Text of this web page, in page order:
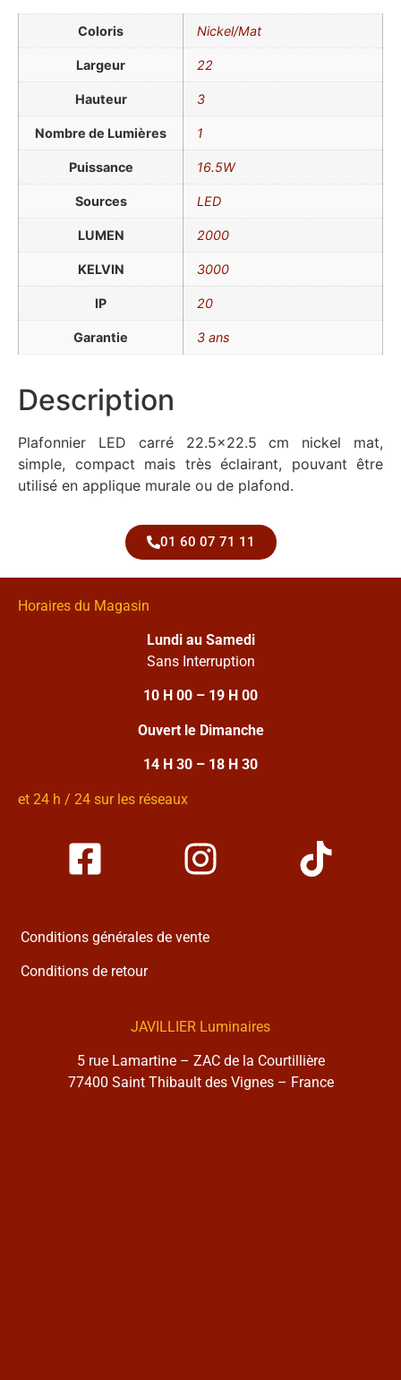
Coloris Nickel/Mat
Largeur 22
Hauteur 3
Nombre de Lumières 1
Puissance 16.5W
Sources LED
LUMEN 2000
KELVIN 3000
IP 20
Garantie 3 ans
Description
Plafonnier LED carré 22.5×22.5 cm nickel mat,
simple, compact mais très éclairant, pouvant être
utilisé en applique murale ou de plafond.
01 60 07 71 11
Horaires du Magasin
Lundi au Samedi
Sans Interruption
10 H 00 – 19 H 00
Ouvert le Dimanche
14 H 30 – 18 H 30
et 24 h / 24 sur les réseaux
Conditions générales de vente
Conditions de retour
JAVILLIER Luminaires
5 rue Lamartine – ZAC de la Courtillière
77400 Saint Thibault des Vignes – France